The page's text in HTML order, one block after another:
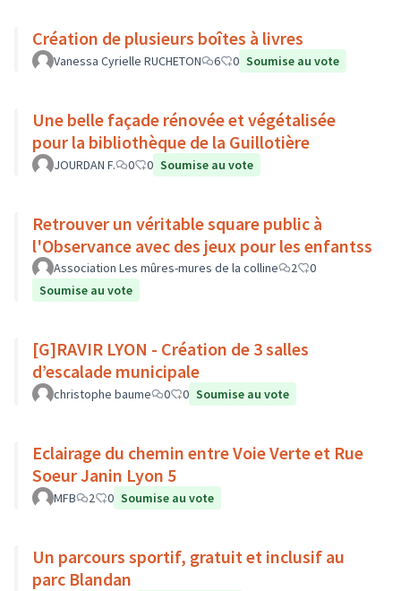
Création de plusieurs boîtes à livres
Vanessa Cyrielle RUCHETON 6 0 Soumise au vote
Une belle façade rénovée et végétalisée
pour la bibliothèque de la Guillotière
JOURDAN F. 0 0 Soumise au vote
Retrouver un véritable square public à
l'Observance avec des jeux pour les enfantss
Association Les mûres-mures de la colline 2
0
Soumise au vote
[G]RAVIR LYON - Création de 3 salles
d’escalade municipale
christophe baume 0 0 Soumise au vote
Eclairage du chemin entre Voie Verte et Rue
Soeur Janin Lyon 5
MFB 2 0 Soumise au vote
Un parcours sportif, gratuit et inclusif au
parc Blandan